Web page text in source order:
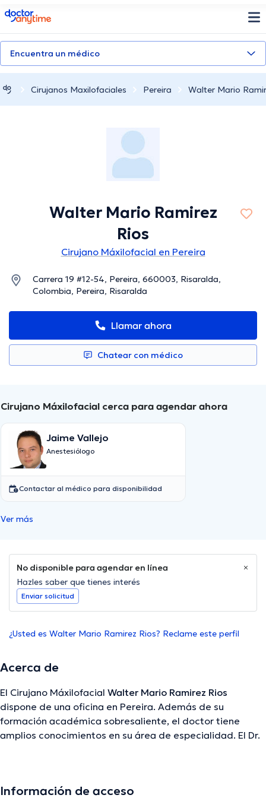
doctoranytime
Encuentra un médico
Cirujanos Maxilofaciales Pereira Walter Mario
Walter Mario Ramirez
Rios
Cirujano Máxilofacial en Pereira
Carrera 19 #12-54, Pereira, 660003, Risaralda,
Colombia, Pereira, Risaralda
Llamar ahora
Chatear con médico
Cirujano Máxilofacial cerca para agendar ahora
Jaime Vallejo
Anestesiólogo
Contactar al médico para disponibilidad
Ver más
No disponible para agendar en línea
Hazles saber que tienes interés
Enviar solicitud
¿Usted es Walter Mario Ramirez Rios? Reclame este perfil
Acerca de
El Cirujano Máxilofacial Walter Mario Ramirez Rios
dispone de una oficina en Pereira. Además de su
formación académica sobresaliente, el doctor tiene
amplios conocimientos en su área de especialidad. El Dr.
Ramirez Rios ha formado parte en abundantes
Información de acceso